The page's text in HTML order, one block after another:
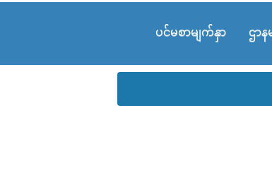
ပင်မစာမျက်နှာ ဌာန